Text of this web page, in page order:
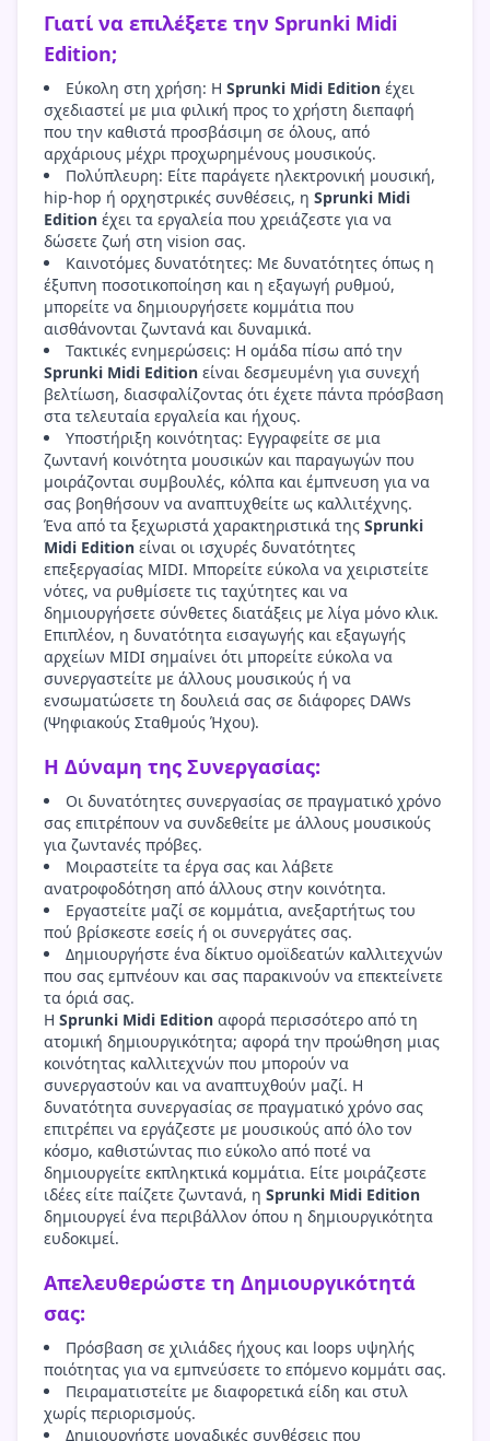
Γιατί να επιλέξετε την Sprunki Midi
Edition;
Εύκολη στη χρήση: Η Sprunki Midi Edition έχει
σχεδιαστεί με μια φιλική προς το χρήστη διεπαφή
που την καθιστά προσβάσιμη σε όλους, από
αρχάριους μέχρι προχωρημένους μουσικούς.
Πολύπλευρη: Είτε παράγετε ηλεκτρονική μουσική,
hip-hop ή ορχηστρικές συνθέσεις, η Sprunki Midi
Edition έχει τα εργαλεία που χρειάζεστε για να
δώσετε ζωή στη vision σας.
Καινοτόμες δυνατότητες: Με δυνατότητες όπως η
έξυπνη ποσοτικοποίηση και η εξαγωγή ρυθμού,
μπορείτε να δημιουργήσετε κομμάτια που
αισθάνονται ζωντανά και δυναμικά.
Τακτικές ενημερώσεις: Η ομάδα πίσω από την
Sprunki Midi Edition είναι δεσμευμένη για συνεχή
βελτίωση, διασφαλίζοντας ότι έχετε πάντα πρόσβαση
στα τελευταία εργαλεία και ήχους.
Υποστήριξη κοινότητας: Εγγραφείτε σε μια
ζωντανή κοινότητα μουσικών και παραγωγών που
μοιράζονται συμβουλές, κόλπα και έμπνευση για να
σας βοηθήσουν να αναπτυχθείτε ως καλλιτέχνης.
Ένα από τα ξεχωριστά χαρακτηριστικά της Sprunki
Midi Edition είναι οι ισχυρές δυνατότητες
επεξεργασίας MIDI. Μπορείτε εύκολα να χειριστείτε
νότες, να ρυθμίσετε τις ταχύτητες και να
δημιουργήσετε σύνθετες διατάξεις με λίγα μόνο κλικ.
Επιπλέον, η δυνατότητα εισαγωγής και εξαγωγής
αρχείων MIDI σημαίνει ότι μπορείτε εύκολα να
συνεργαστείτε με άλλους μουσικούς ή να
ενσωματώσετε τη δουλειά σας σε διάφορες DAWs
(Ψηφιακούς Σταθμούς Ήχου).
Η Δύναμη της Συνεργασίας:
Οι δυνατότητες συνεργασίας σε πραγματικό χρόνο
σας επιτρέπουν να συνδεθείτε με άλλους μουσικούς
για ζωντανές πρόβες.
Μοιραστείτε τα έργα σας και λάβετε
ανατροφοδότηση από άλλους στην κοινότητα.
Εργαστείτε μαζί σε κομμάτια, ανεξαρτήτως του
πού βρίσκεστε εσείς ή οι συνεργάτες σας.
Δημιουργήστε ένα δίκτυο ομοϊδεατών καλλιτεχνών
που σας εμπνέουν και σας παρακινούν να επεκτείνετε
τα όριά σας.
Η Sprunki Midi Edition αφορά περισσότερο από τη
ατομική δημιουργικότητα; αφορά την προώθηση μιας
κοινότητας καλλιτεχνών που μπορούν να
συνεργαστούν και να αναπτυχθούν μαζί. Η
δυνατότητα συνεργασίας σε πραγματικό χρόνο σας
επιτρέπει να εργάζεστε με μουσικούς από όλο τον
κόσμο, καθιστώντας πιο εύκολο από ποτέ να
δημιουργείτε εκπληκτικά κομμάτια. Είτε μοιράζεστε
ιδέες είτε παίζετε ζωντανά, η Sprunki Midi Edition
δημιουργεί ένα περιβάλλον όπου η δημιουργικότητα
ευδοκιμεί.
Απελευθερώστε τη Δημιουργικότητά
σας:
Πρόσβαση σε χιλιάδες ήχους και loops υψηλής
ποιότητας για να εμπνεύσετε το επόμενο κομμάτι σας.
Πειραματιστείτε με διαφορετικά είδη και στυλ
χωρίς περιορισμούς.
Δημιουργήστε μοναδικές συνθέσεις που